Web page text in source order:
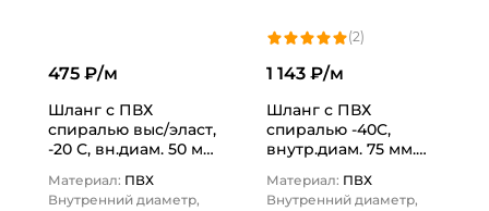
475 ₽/м
Шланг с ПВХ
спиралью выс/эласт,
-20 С, вн.диам. 50 мм,
LOCK
Материал: ПВХ
Внутренний диаметр,
(2)
1 143 ₽/м
Шланг с ПВХ
спиралью -40C,
внутр.диам. 75 мм.
Материал: ПВХ
Внутренний диаметр,